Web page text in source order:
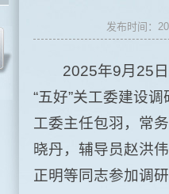
发布时间：
2025年9月25
“五好”关工委建设
工委主任包羽，常
晓丹，辅导员赵洪
正明等同志参加调